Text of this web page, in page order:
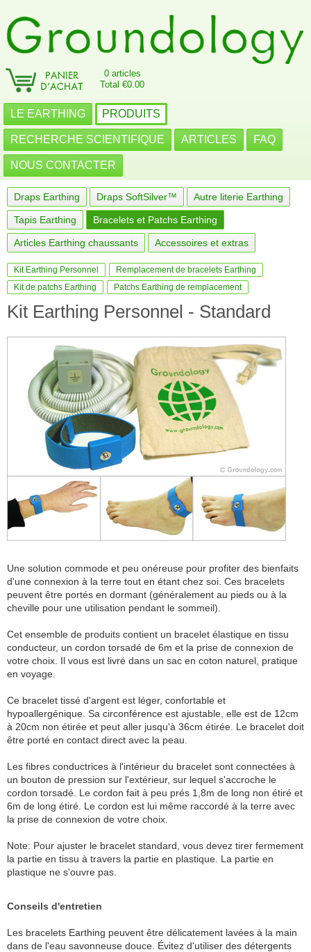
0 articles
Total €0.00
LE EARTHING PRODUITS
RECHERCHE SCIENTIFIQUE ARTICLES FAQ
NOUS CONTACTER
Draps Earthing Draps SoftSilver™ Autre literie Earthing
Tapis Earthing Bracelets et Patchs Earthing
Articles Earthing chaussants Accessoires et extras
Kit Earthing Personnel
Remplacement de bracelets Earthing
Kit de patchs Earthing
Patchs Earthing de remplacement
Kit Earthing Personnel - Standard
Une solution commode et peu onéreuse pour profiter des bienfaits
d'une connexion à la terre tout en étant chez soi. Ces bracelets
peuvent être portés en dormant (généralement au pieds ou à la
cheville pour une utilisation pendant le sommeil).
Cet ensemble de produits contient un bracelet élastique en tissu
conducteur, un cordon torsadé de 6m et la prise de connexion de
votre choix. Il vous est livré dans un sac en coton naturel, pratique
en voyage.
Ce bracelet tissé d'argent est léger, confortable et
hypoallergénique. Sa circonférence est ajustable, elle est de 12cm
à 20cm non étirée et peut aller jusqu'à 36cm étirée. Le bracelet doit
être porté en contact direct avec la peau.
Les fibres conductrices à l'intérieur du bracelet sont connectées à
un bouton de pression sur l'extérieur, sur lequel s'accroche le
cordon torsadé. Le cordon fait à peu prés 1,8m de long non étiré et
6m de long étiré. Le cordon est lui même raccordé à la terre avec
la prise de connexion de votre choix.
Note: Pour ajuster le bracelet standard, vous devez tirer fermement
la partie en tissu à travers la partie en plastique. La partie en
plastique ne s'ouvre pas.
Conseils d'entretien
Les bracelets Earthing peuvent être délicatement lavées à la main
dans de l'eau savonneuse douce. Évitez d'utiliser des détergents